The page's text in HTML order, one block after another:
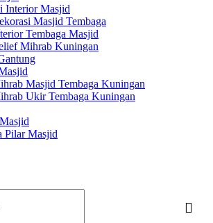
Interior Masjid
Masjid Tembaga
Tembaga Masjid
Mihrab Kuningan
Masjid Tembaga Kuningan
Ukir Tembaga Kuningan
Pilar Masjid